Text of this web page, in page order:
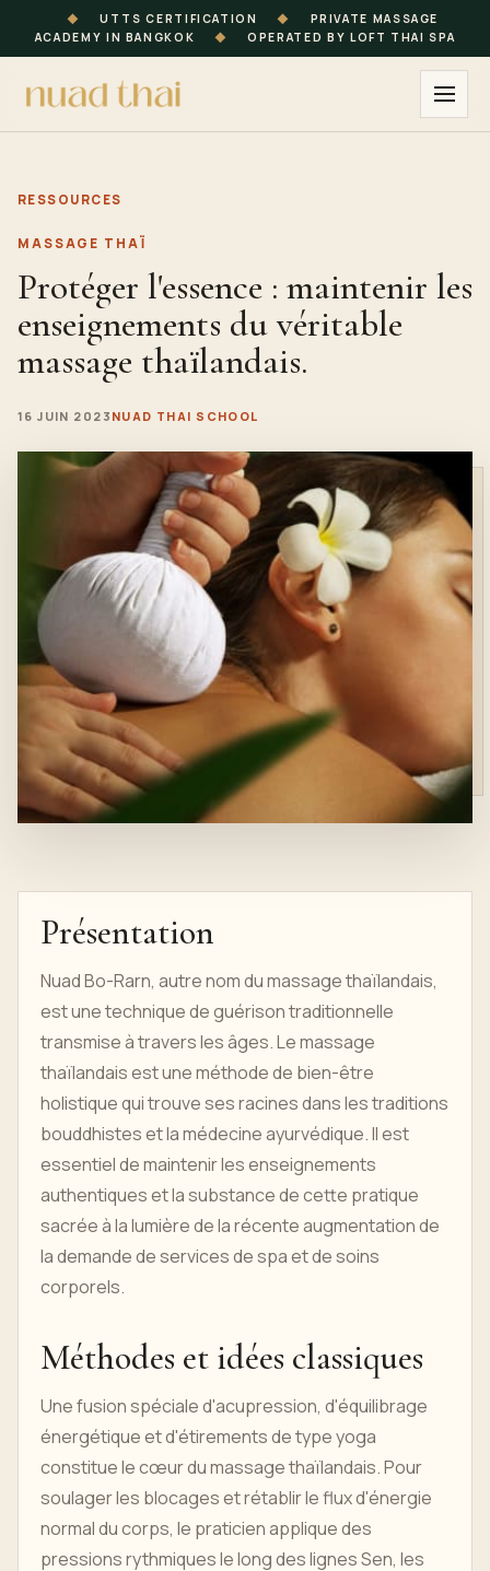
◆ UTTS CERTIFICATION ◆
PRIVATE MASSAGE
ACADEMY IN BANGKOK
◆ OPERATED BY LOFT THAI SPA
RESSOURCES
MASSAGE THAÏ
Protéger l'essence : maintenir les
enseignements du véritable
massage thaïlandais.
16 JUIN 2023 NUAD THAI SCHOOL
Présentation
Nuad Bo-Rarn, autre nom du massage thaïlandais,
est une technique de guérison traditionnelle
transmise à travers les âges. Le massage
thaïlandais est une méthode de bien-être
holistique qui trouve ses racines dans les traditions
bouddhistes et la médecine ayurvédique. Il est
essentiel de maintenir les enseignements
authentiques et la substance de cette pratique
sacrée à la lumière de la récente augmentation de
la demande de services de spa et de soins
corporels.
Méthodes et idées classiques
Une fusion spéciale d'acupression, d'équilibrage
énergétique et d'étirements de type yoga
constitue le cœur du massage thaïlandais. Pour
soulager les blocages et rétablir le flux d'énergie
normal du corps, le praticien applique des
pressions rythmiques le long des lignes Sen, les